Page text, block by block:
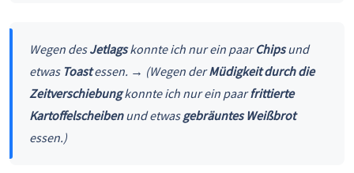
Wegen desJetlagskonnte ich nur ein paarChipsund
etwas Toastessen. → (Wegen derMüdigkeit durch die
Zeitverschiebungkonnte ich nur ein paarfrittierte
Kartoffelscheibenund etwasgebräuntes Weißbrot
essen.)